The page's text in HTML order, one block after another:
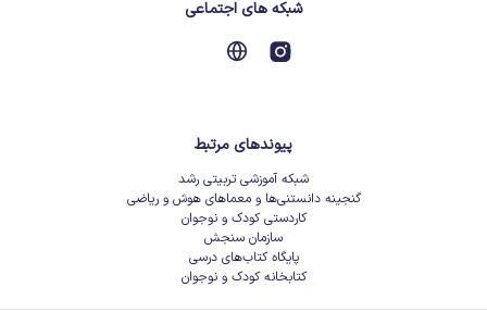
شبکه های اجتماعی
پیوندهای مرتبط
شبکه آموزشی تربیتی رشد
گنجینه دانستنی‌ها و معماهای هوش و ریاضی
کاردستی کودک و نوجوان
سازمان سنجش
پایگاه کتاب‌های درسی
کتابخانه کودک و نوجوان